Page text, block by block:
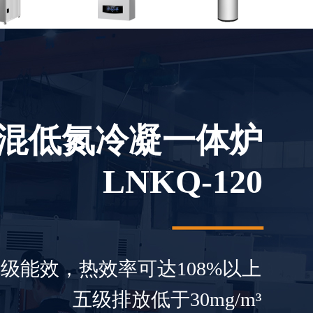
低氮冷凝一体炉
LNKQ-120
能效，热效率可达108%以上
五级排放低于30mg/m³